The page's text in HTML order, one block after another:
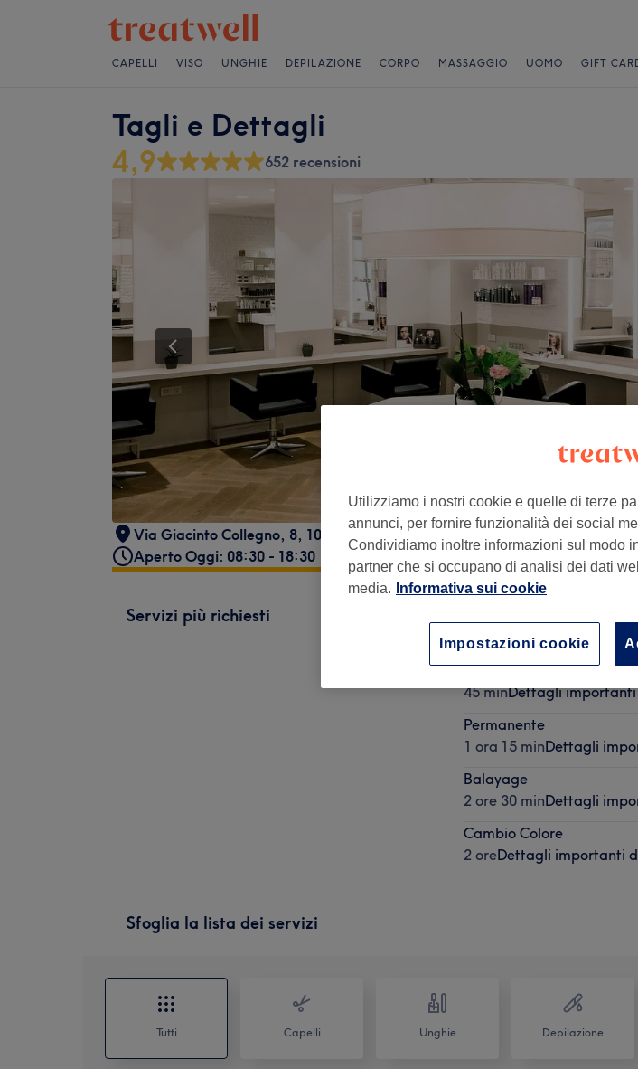
CAPELLI VISO UNGHIE DEPILAZIONE CORPO MASSAGGIO UOMO GIFT
Tagli e Dettagli
4,9 652 recensioni
Via Giacinto Collegno, 8, 10143 Torino, Italia
Aperto Oggi: 08:30 - 18:30
Servizi più richiesti
1 oraDettagli importanti
Manicure
45 minDettagli
Permanente
1 ora 15 minDettagli
Balayage
2 ore 30 minDettagli
Cambio Colore
2 oreDettagli importanti
Sfoglia la lista dei servizi
Tutti Capelli Unghie Depilazione
Utilizziamo i nostri cookie e quelle di terze
annunci, per fornire funzionalità dei social
Condividiamo inoltre informazioni sul modo
partner che si occupano di analisi dei dati
media.
Informativa sui cookie
Impostazioni cookie